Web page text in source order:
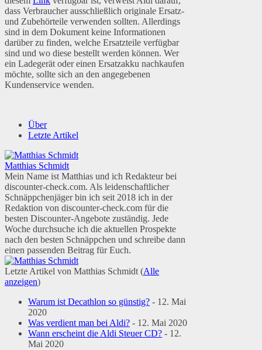
dass Verbraucher ausschließlich originale Ersatz-
und Zubehörteile verwenden sollten. Allerdings
sind in dem Dokument keine Informationen
darüber zu finden, welche Ersatzteile verfügbar
sind und wo diese bestellt werden können. Wer
ein Ladegerät oder einen Ersatzakku nachkaufen
möchte, sollte sich an den angegebenen
Kundenservice wenden.
Über
Letzte Artikel
Matthias Schmidt
Mein Name ist Matthias und ich Redakteur bei
discounter-check.com. Als leidenschaftlicher
Schnäppchenjäger bin ich seit 2018 ich in der
Redaktion von discounter-check.com für die
besten Discounter-Angebote zuständig. Jede
Woche durchsuche ich die aktuellen Prospekte
nach den besten Schnäppchen und schreibe dann
einen passenden Beitrag für Euch.
Letzte Artikel von Matthias Schmidt(Alle
anzeigen)
Warum ist Decathlon so günstig? - 12. Mai
2020
Was verdient man bei Aldi? - 12. Mai 2020
Wann erscheint die Aldi Steuer CD? - 12.
Mai 2020